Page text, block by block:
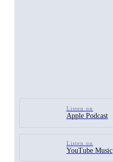
Listen on
Apple Podcast
Listen on
YouTube Music